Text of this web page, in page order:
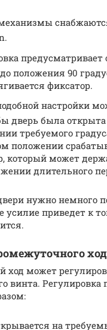
предусматривает
положения 90
фиксатор.
настройки
дверь была
требуемого
положении
который может
длительного
нужно немного
усилие приведет к
может
винта. Регулировка
на